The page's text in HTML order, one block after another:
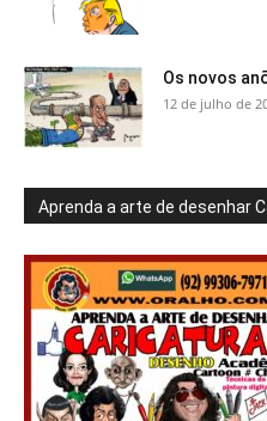
Os novos
12 de julho de
Aprenda a arte de desenhar